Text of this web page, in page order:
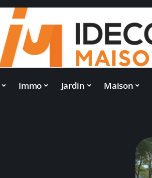
Immo Jardin Maison